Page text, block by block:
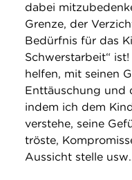
dabei
Grenze, der
Bedürfnis für das
Schwerstarbeit“
helfen, mit seinen
Enttäuschung und
indem ich dem
verstehe, seine
tröste,
Aussicht stelle